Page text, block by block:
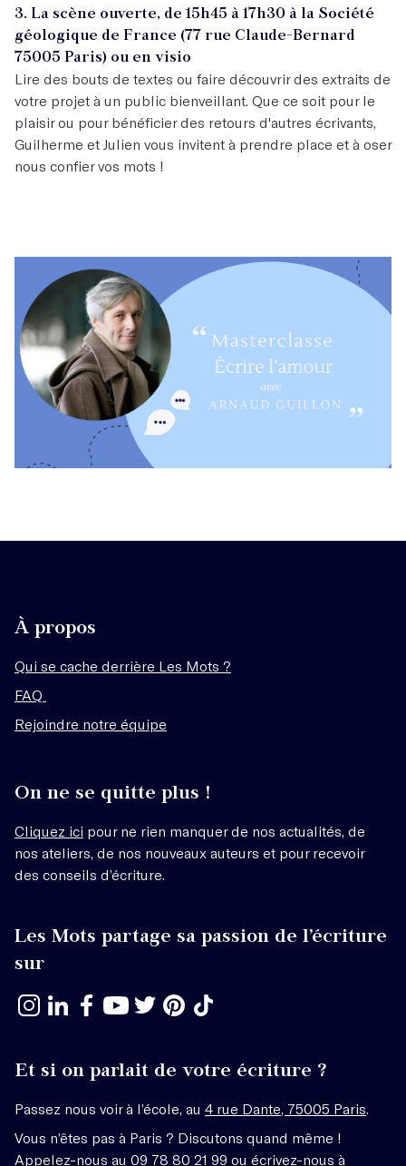
3. La scène ouverte, de 15h45 à 17h30 à la Société
géologique de France (77 rue Claude-Bernard
75005 Paris) ou en visio
Lire des bouts de textes ou faire découvrir des extraits de
votre projet à un public bienveillant. Que ce soit pour le
plaisir ou pour bénéficier des retours d'autres écrivants,
Guilherme et Julien vous invitent à prendre place et à oser
nous confier vos mots !
À propos
Qui se cache derrière Les Mots ?
FAQ
Rejoindre notre équipe
On ne se quitte plus !
Cliquez ici pour ne rien manquer de nos actualités, de
nos ateliers, de nos nouveaux auteurs et pour recevoir
des conseils d’écriture.
Les Mots partage sa passion de l’écriture
sur
Et si on parlait de votre écriture ?
Passez nous voir à l’école, au 4 rue Dante, 75005 Paris
Vous n’êtes pas à Paris ? Discutons quand même !
Appelez-nous au 09 78 80 21 99 ou écrivez-nous à